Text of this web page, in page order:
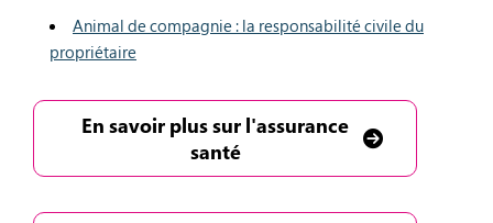
Animal de compagnie : la responsabilité civile du
propriétaire
En savoir plus sur l'assurance
santé